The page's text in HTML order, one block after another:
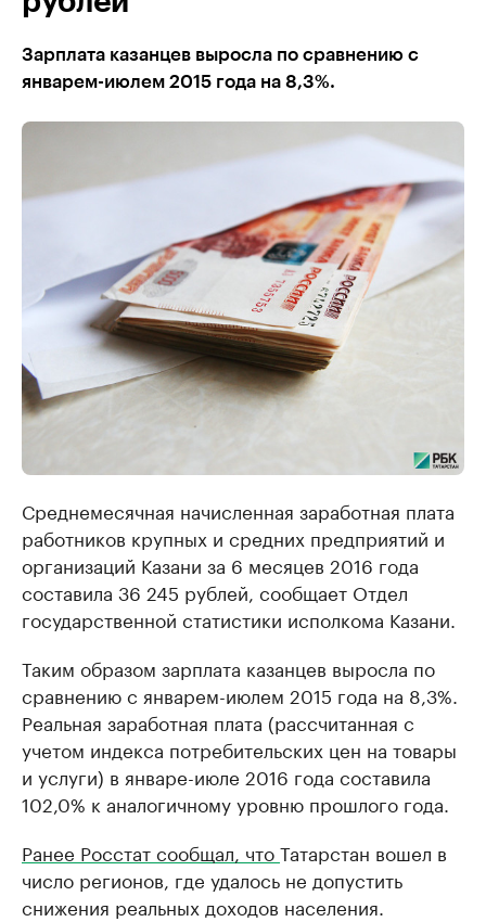
Зарплата казанцев выросла по сравнению с
январем-июлем 2015 года на 8,3%.
Среднемесячная начисленная заработная плата
работников крупных и средних предприятий и
организаций Казани за 6 месяцев 2016 года
составила 36 245 рублей, сообщает Отдел
государственной статистики исполкома Казани.
Таким образом зарплата казанцев выросла по
сравнению с январем-июлем 2015 года на 8,3%.
Реальная заработная плата (рассчитанная с
учетом индекса потребительских цен на товары
и услуги) в январе-июле 2016 года составила
102,0% к аналогичному уровню прошлого года.
Ранее Росстат сообщал, чтоТатарстан вошел в
число регионов, где удалось не допустить
снижения реальных доходов населения.